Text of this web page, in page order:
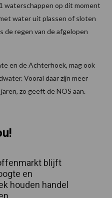
waterschappen op dit moment
water uit plassen of sloten
de regen van de afgelopen
en de Achterhoek, mag ook
Vooral daar zijn meer
zo geeft de NOS aan.
blijft
en
houden handel